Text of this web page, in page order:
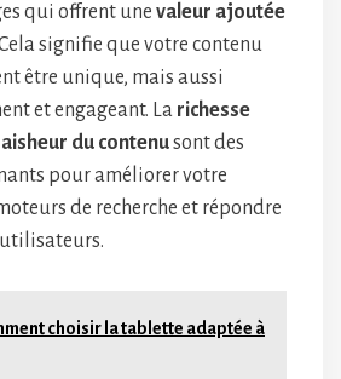
qui offrent une valeur ajoutée
signifie que votre contenu
être unique, mais aussi
et engageant. La richesse
du contenusont des
pour améliorer votre
de recherche et répondre
choisir la tablette adaptée à